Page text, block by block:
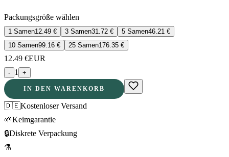
Packungsgröße wählen
1 Samen12.49 € 3 Samen31.72 € 5 Samen46.21 €
10 Samen99.16 € 25 Samen176.35 €
12.49 €EUR
- 1 +
IN DEN WARENKORB
🇩🇪Kostenloser Versand
🌱Keimgarantie
🔒Diskrete Verpackung
⚗